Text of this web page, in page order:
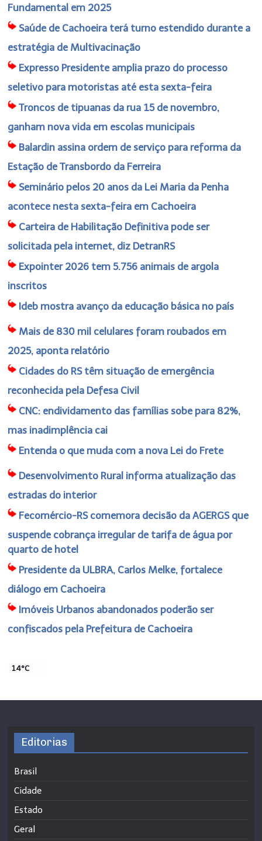
Fundamental em 2025
Saúde de Cachoeira terá turno estendido durante a
estratégia de Multivacinação
Expresso Presidente amplia prazo do processo
seletivo para motoristas até esta sexta-feira
Troncos de tipuanas da rua 15 de novembro,
ganham nova vida em escolas municipais
Balardin assina ordem de serviço para reforma da
Estação de Transbordo da Ferreira
Seminário pelos 20 anos da Lei Maria da Penha
acontece nesta sexta-feira em Cachoeira
Carteira de Habilitação Definitiva pode ser
solicitada pela internet, diz DetranRS
Expointer 2026 tem 5.756 animais de argola
inscritos
Ideb mostra avanço da educação básica no país
Mais de 830 mil celulares foram roubados em
2025, aponta relatório
Cidades do RS têm situação de emergência
reconhecida pela Defesa Civil
CNC: endividamento das famílias sobe para 82%,
mas inadimplência cai
Entenda o que muda com a nova Lei do Frete
Desenvolvimento Rural informa atualização das
estradas do interior
Fecomércio-RS comemora decisão da AGERGS que
suspende cobrança irregular de tarifa de água por
quarto de hotel
Presidente da ULBRA, Carlos Melke, fortalece
diálogo em Cachoeira
Imóveis Urbanos abandonados poderão ser
confiscados pela Prefeitura de Cachoeira
14°C
Editorias
Brasil
Cidade
Estado
Geral